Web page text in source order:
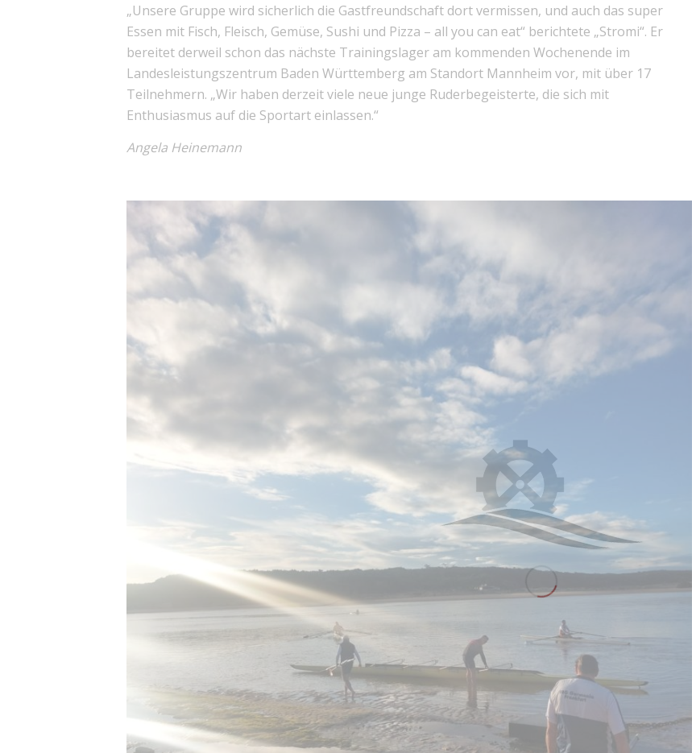
„Unsere Gruppe wird sicherlich die Gastfreundschaft dort vermissen, und auch das super
Essen mit Fisch, Fleisch, Gemüse, Sushi und Pizza – all you can eat“ berichtete „Stromi“. Er
bereitet derweil schon das nächste Trainingslager am kommenden Wochenende im
Landesleistungszentrum Baden Württemberg am Standort Mannheim vor, mit über 17
Teilnehmern. „Wir haben derzeit viele neue junge Ruderbegeisterte, die sich mit
Enthusiasmus auf die Sportart einlassen.“
Angela Heinemann